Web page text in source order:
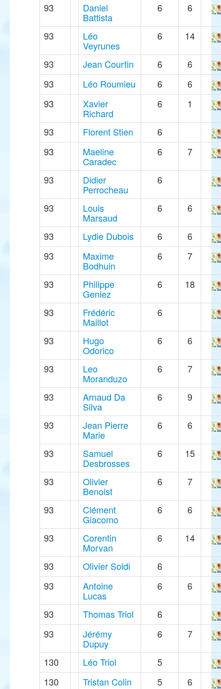
93 Daniel
Battista
6 6
93 Léo
Veyrunes
6 14
93 Jean Courtin 6
6
93
Léo Roumieu 6
6
93
Xavier
Richard
6 1
93 Florent Stien
6
93
Maeline
Caradec
6 7
93 Didier
Perrocheau
6
93 Louis
Marsaud
6 6
93 Lydie Dubois 6
6
93
Maxime
Bodhuin
6 7
93 Philippe
Geniez
6 18
93 Frédéric
Maillot
6
93 Hugo
Odorico
6 6
93 Leo
Moranduzo
6 7
93 Arnaud Da
Silva
6 9
93 Jean Pierre
Marie
6 6
93 Samuel
Desbrosses
6 15
93 Olivier
Benoist
6 7
93 Clément
Giacomo
6 6
93 Corentin
Morvan
6 14
93 Olivier Soldi
6
93
Antoine
Lucas
6 6
93 Thomas Triol
6
93
Jérémy
Dupuy
6 7
130 Léo Triol
5
130
Tristan Colin 5
6